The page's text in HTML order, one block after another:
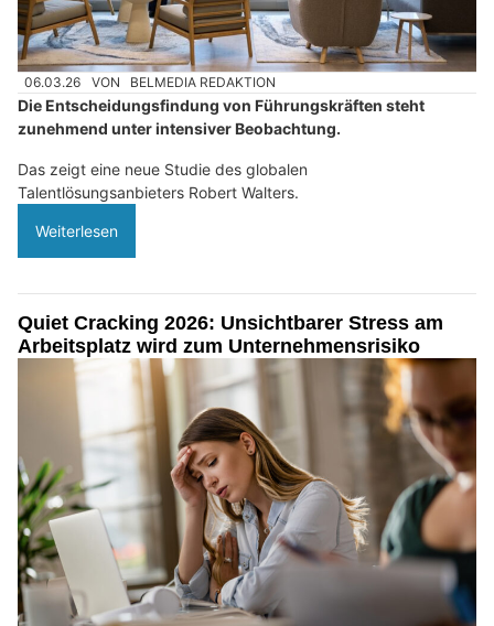
06.03.26 VON BELMEDIA REDAKTION
Die Entscheidungsfindung von Führungskräften steht
zunehmend unter intensiver Beobachtung.
Das zeigt eine neue Studie des globalen
Talentlösungsanbieters Robert Walters.
Weiterlesen
Quiet Cracking 2026: Unsichtbarer Stress am
Arbeitsplatz wird zum Unternehmensrisiko